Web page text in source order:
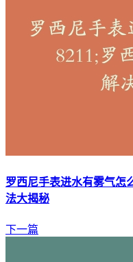
罗西尼手表进水有雾气怎
法大揭秘
下一篇